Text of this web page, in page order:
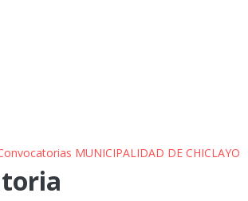
MUNICIPALIDAD DE CHICLAYO